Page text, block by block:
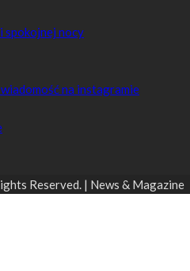
spokojnej nocy
na instagramie
Reserved. | News & Magazine